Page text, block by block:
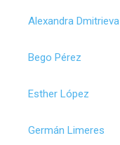
Alexandra Dmitrieva
Bego Pérez
Esther López
Germán Limeres